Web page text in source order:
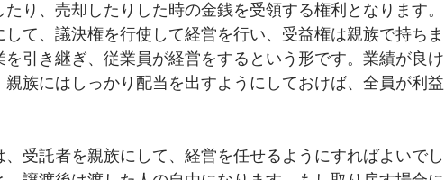
り、売却したりした時の金銭を受領する権利となります。
て、議決権を行使して経営を行い、受益権は親族で持ちま
引き継ぎ、従業員が経営をするという形です。業績が良け
族にはしっかり配当を出すようにしておけば、全員が利益
受託者を親族にして、経営を任せるようにすればよいでし